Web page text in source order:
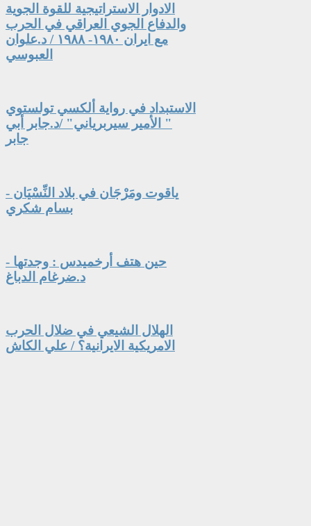
الادوار الاستراتيجية للقوة الجوية
والدفاع الجوي العراقي في الحرب
مع ايران ١٩٨٠- ١٩٨٨ / د.علوان
العبوسي
الاستبداد في رواية ألكسي تولستوي
" الأمير سيربرياني" /د.جابر أبي
جابر
ياقوت ومَرْجَان في بلاد النِّسْيَان -
بسام شكري
حين هتف أرخميدس : وجدتها -
د.ضرغام الدباغ
الهلال الشيعي في ضلال الحرب
الامريكية الايرانية؟ / علي الكاش